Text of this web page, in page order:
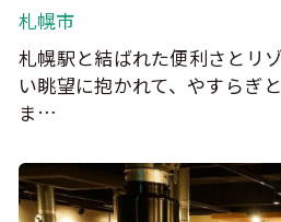
札幌市
札幌駅と結ばれた便利さとリ
い眺望に抱かれて、やすらぎ
ま…